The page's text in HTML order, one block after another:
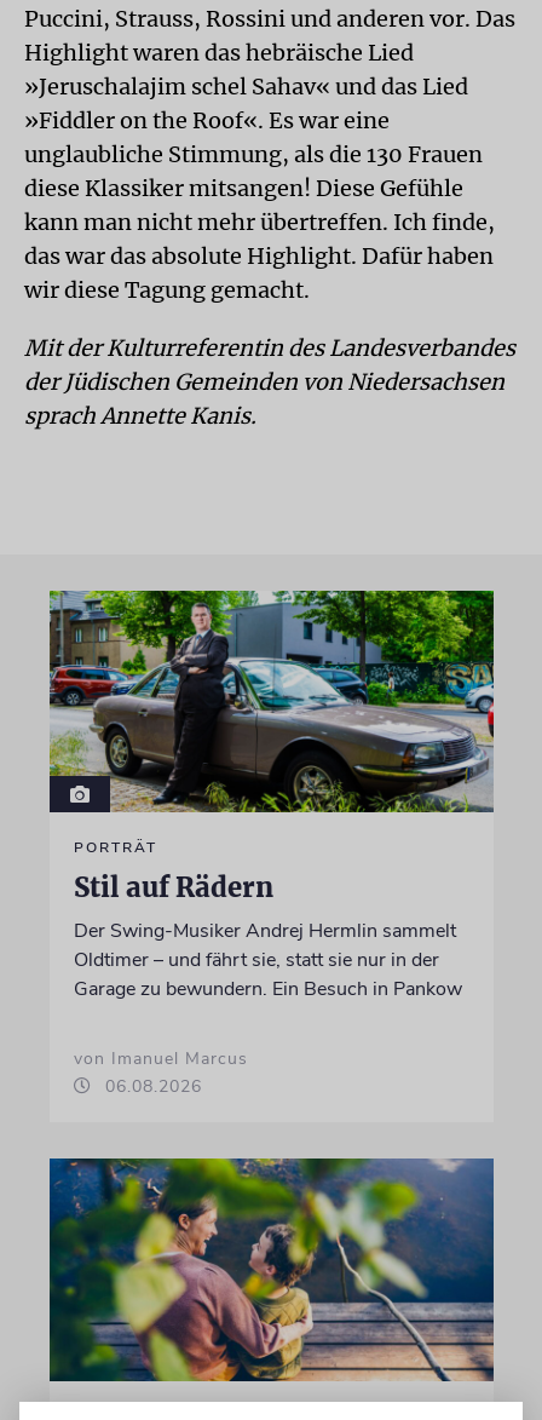
Puccini, Strauss, Rossini und anderen vor. Das
Highlight waren das hebräische Lied
»Jeruschalajim schel Sahav« und das Lied
»Fiddler on the Roof«. Es war eine
unglaubliche Stimmung, als die 130 Frauen
diese Klassiker mitsangen! Diese Gefühle
kann man nicht mehr übertreffen. Ich finde,
das war das absolute Highlight. Dafür haben
wir diese Tagung gemacht.
Mit der Kulturreferentin des Landesverbandes
der Jüdischen Gemeinden von Niedersachsen
sprach Annette Kanis.
PORTRÄT
Stil auf Rädern
Der Swing-Musiker Andrej Hermlin sammelt
Oldtimer – und fährt sie, statt sie nur in der
Garage zu bewundern. Ein Besuch in Pankow
von Imanuel Marcus
06.08.2026